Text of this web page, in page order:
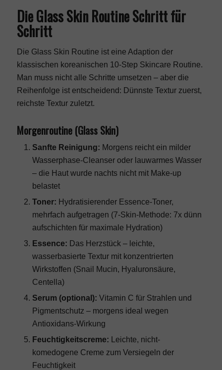
Die Glass Skin Routine Schritt für
Schritt
Die Glass Skin Routine ist eine Adaption der
klassischen koreanischen 10-Step Skincare Routine.
Man muss nicht alle Schritte umsetzen – aber die
Reihenfolge ist entscheidend: Dünnste Textur zuerst,
reichste Textur zuletzt.
Morgenroutine (Glass Skin)
Sanfte Reinigung: Morgens reicht ein milder
Wasserphase-Cleanser oder lauwarmes Wasser
– die Haut wurde nachts nicht mit Make-up
belastet
Toner: Hydratisierender Essence-Toner,
mehrfach aufgetragen (7-Skin-Methode: 7x dünn
aufschichten für maximale Hydration)
Essence: Das Herzstück – leichte,
wasserbasierte Textur mit konzentrierten
Wirkstoffen (Snail Mucin, Hyaluronsäure,
Centella)
Serum (optional): Vitamin C für Strahlen und
Pigmentschutz – morgens ideal wegen
Antioxidans-Wirkung
Feuchtigkeitscreme: Leichte, nicht-
komedogene Creme zum Versiegeln der
Feuchtigkeit